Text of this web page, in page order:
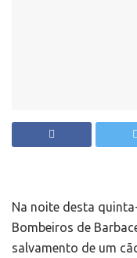
Na noite desta
Bombeiros de
salvamento de um